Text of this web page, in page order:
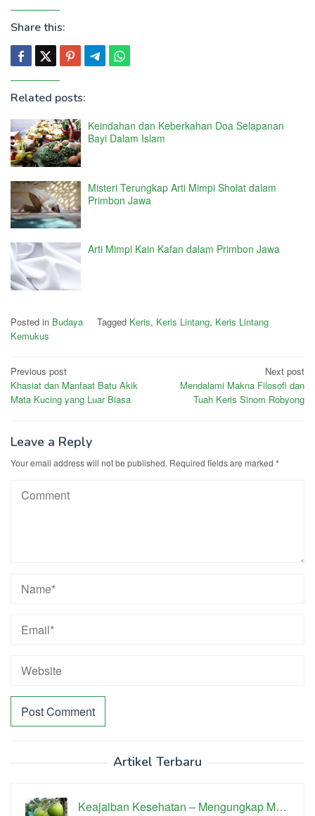
Share this:
Related posts:
Keindahan dan Keberkahan Doa Selapanan
Bayi Dalam Islam
Misteri Terungkap Arti Mimpi Sholat dalam
Primbon Jawa
Arti Mimpi Kain Kafan dalam Primbon Jawa
Posted in Budaya Tagged Keris, Keris Lintang, Keris Lintang
Kemukus
Post
navigation
Previous post
Khasiat dan Manfaat Batu Akik
Mata Kucing yang Luar Biasa
Next post
Mendalami Makna Filosofi dan
Tuah Keris Sinom Robyong
Leave a Reply
Your email address will not be published. Required fields are marked *
Artikel Terbaru
Keajaiban Kesehatan – Mengungkap M…